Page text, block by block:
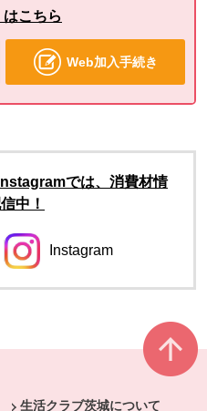
こちら
Web加入手続き
では、消費材情
中！
で開きます。
別のウィンドウで開きます。
Instagram
別のウィンドウで開
生活クラブ茨城について